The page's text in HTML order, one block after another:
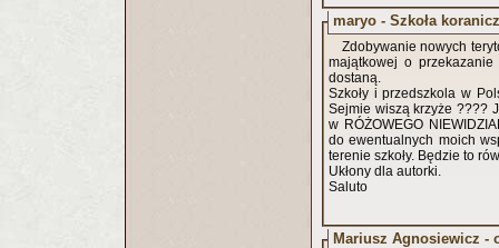
maryo - Szkoła
Zdobywanie nowych
majątkowej o
dostaną.
Szkoły i przedszkola w
Sejmie wiszą krzyże ????
w RÓŻOWEGO
do ewentualnych moich
terenie szkoły. Będzie to
Ukłony dla autorki.
Saluto
Mariusz Agnosiewicz -